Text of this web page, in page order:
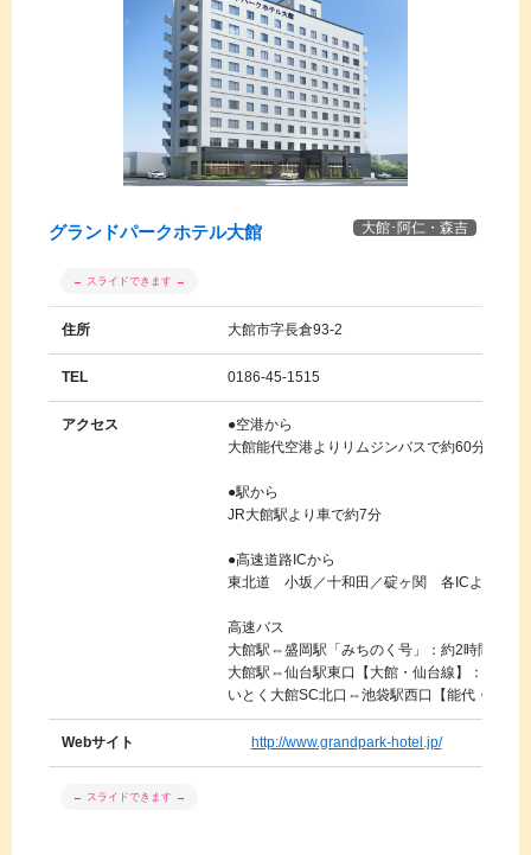
大館･阿仁・森吉
グランドパークホテル大館
住所 大館市字長倉93-2
TEL 0186-45-1515
アクセス
●空港から
大館能代空港よりリムジンバスで約60分【長
●駅から
JR大館駅より車で約7分
●高速道路ICから
東北道 小坂／十和田／碇ヶ関 各ICより約40
高速バス
大館駅⇔盛岡駅「みちのく号」：約2時間30分
大館駅⇔仙台駅東口【大館・仙台線】：約4時
いとく大館SC北口⇔池袋駅西口【能代・池袋
Webサイト http://www.grandpark-hotel.jp/